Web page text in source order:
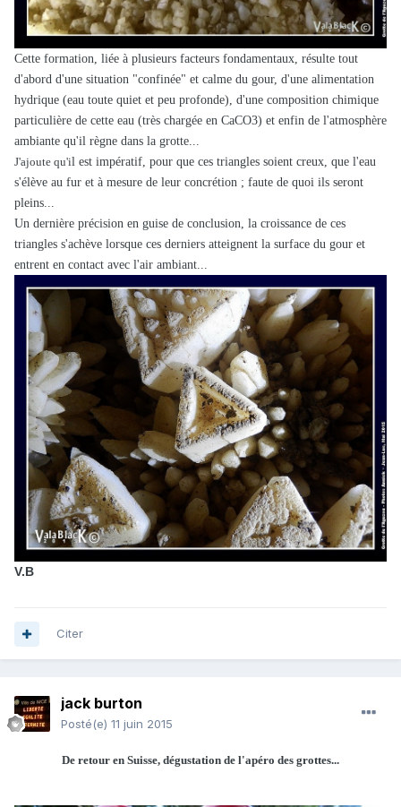
Cette formation, liée à plusieurs facteurs fondamentaux, résulte tout
d'abord d'une situation "confinée" et calme du gour, d'une alimentation
hydrique (eau toute quiet et peu profonde), d'une composition chimique
particulière de cette eau (très chargée en CaCO3) et enfin de l'atmosphère
ambiante qu'il règne dans la grotte...
J'ajoute qu'il est impératif, pour que ces triangles soient creux, que l'eau
s'élève au fur et à mesure de leur concrétion ; faute de quoi ils seront
pleins...
Un dernière précision en guise de conclusion, la croissance de ces
triangles s'achève lorsque ces derniers atteignent la surface du gour et
entrent en contact avec l'air ambiant...
V.B
Citer
jack burton
Posté(e) 11 juin 2015
De retour en Suisse, dégustation de l'apéro des grottes...